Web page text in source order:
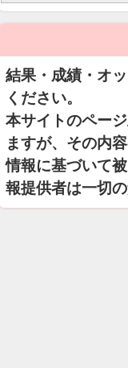
結果・成績・オ
ください。
本サイトのペー
ますが、その内
情報に基づいて
報提供者は一切